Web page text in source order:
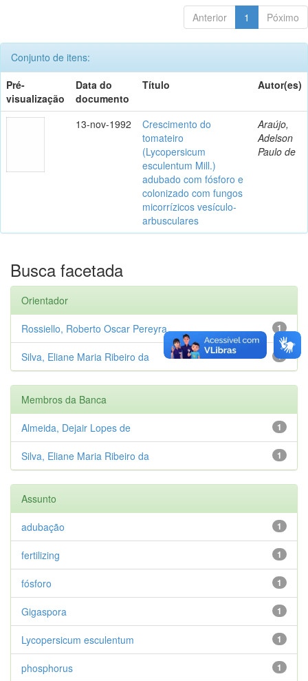
Anterior 1 Póximo
Conjunto de itens:
Pré-
visualização
Data do
documento
Título Autor(es)
13-nov-1992
Crescimento do
tomateiro
(Lycopersicum
esculentum Mill.)
adubado com fósforo e
colonizado com fungos
micorrízicos vesículo-
arbusculares
Araújo,
Adelson
Paulo de
Busca facetada
Orientador
1
Rossiello, Roberto Oscar Pereyra
1
Silva, Eliane Maria Ribeiro da
Membros da Banca
1
Almeida, Dejair Lopes de
1
Silva, Eliane Maria Ribeiro da
Assunto
1
adubação
1
fertilizing
1
fósforo
1
Gigaspora
1
Lycopersicum esculentum
1
phosphorus